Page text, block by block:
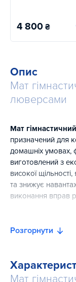
4 800 ₴
Опис
Мат
люверсами
Мат
призначений для
домашніх умовах,
виготовлений з
високої
та знижує
виконання вправ
покриття для
гімнастики та
Розгорнути
Мат